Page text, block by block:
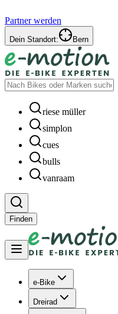
Partner werden
Dein Standort: Bern
riese müller
simplon
cues
bulls
vanraam
Finden
e-Bike
Dreirad